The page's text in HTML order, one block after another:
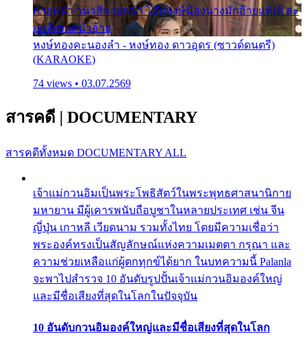
กายหน้า วนาสิกายหน้า โอ๊ยหงษ์น้องนางมักอ้ายแท้เด้ ละ
อกสิเพแต่นำอ้าย
หงษ์ทองคะนองลำ - หงษ์ทอง ดาวอุดร (ซาวด์ดนตรี)
(KARAOKE)
74 views • 03.07.2569
สารคดี | DOCUMENTARY
สารคดีทั้งหมด DOCUMENTARY ALL
เจ้าแม่กวนอิมเป็นพระโพธิสัตว์ในพระพุทธศาสนานิกาย
มหายาน มีผู้เคารพนับถือบูชาในหลายประเทศ เช่น จีน
ญี่ปุ่น เกาหลี เวียดนาม รวมทั้งไทย โดยมีความเชื่อว่า
พระองค์ทรงเป็นสัญลักษณ์แห่งความเมตตา กรุณา และ
ความช่วยเหลือแก่ผู้ตกทุกข์ได้ยาก ในบทความนี้ Palanla
จะพาไปสำรวจ 10 อันดับรูปปั้นเจ้าแม่กวนอิมองค์ใหญ่
และมีชื่อเสียงที่สุดในโลกในปัจจุบัน
10 อันดับกวนอิมองค์ใหญ่และมีชื่อเสียงที่สุดในโลก